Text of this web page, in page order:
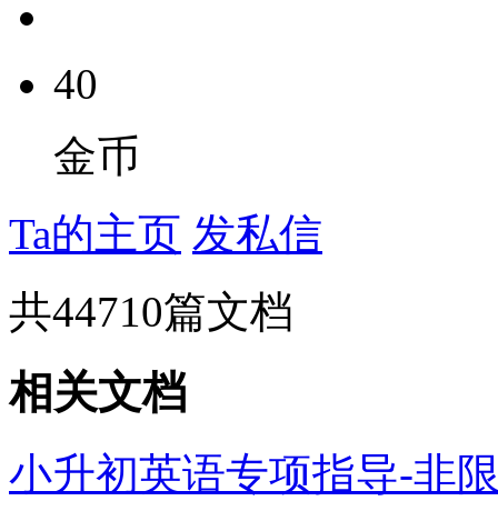
40
金币
Ta的主页 发私信
共44710篇文档
相关文档
小升初英语专项指导-非